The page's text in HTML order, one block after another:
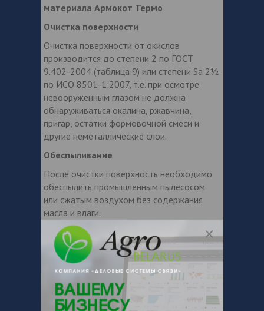
материала Армокот Термо
Очистка поверхности
Очистка поверхности от окислов
производится до степени 2 по ГОСТ
9.402-2004 (таблица 9) или степени Sa 2½
по ИСО 8501-1:2007, т.е. при осмотре
невооруженным глазом не должна
обнаруживаться окалина, ржавчина,
пригар, остатки формовочной смеси и
другие неметаллические слои.
Обеспыливание
После очистки поверхность необходимо
обеспылить промышленным пылесосом
или сжатым воздухом без содержания
масла и влаги.
Грунтовочный слой
Применяется без грунтовочного слоя.
Подготовка материала
Перед применением материал
перемешивается в таре завода-